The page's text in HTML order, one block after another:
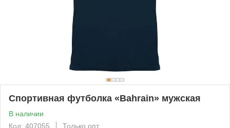
Спортивная футболка «Bahrain» мужская
В наличии
Код: 407055
Только опт